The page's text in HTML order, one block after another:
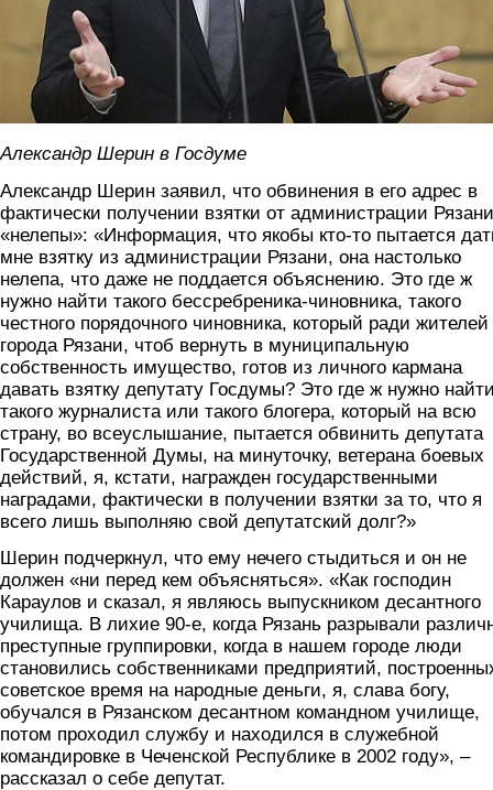
Александр Шерин в Госдуме
Александр Шерин заявил, что обвинения в его адрес в
фактически получении взятки от администрации Рязани
«нелепы»: «Информация, что якобы кто-то пытается
мне взятку из администрации Рязани, она настолько
нелепа, что даже не поддается объяснению. Это где ж
нужно найти такого бессребреника-чиновника, такого
честного порядочного чиновника, который ради жителей
города Рязани, чтоб вернуть в муниципальную
собственность имущество, готов из личного кармана
давать взятку депутату Госдумы? Это где ж нужно
такого журналиста или такого блогера, который на всю
страну, во всеуслышание, пытается обвинить депутата
Государственной Думы, на минуточку, ветерана боевых
действий, я, кстати, награжден государственными
наградами, фактически в получении взятки за то, что я
всего лишь выполняю свой депутатский долг?»
Шерин подчеркнул, что ему нечего стыдиться и он не
должен «ни перед кем объясняться». «Как господин
Караулов и сказал, я являюсь выпускником десантного
училища. В лихие 90-е, когда Рязань разрывали
преступные группировки, когда в нашем городе люди
становились собственниками предприятий,
советское время на народные деньги, я, слава богу,
обучался в Рязанском десантном командном училище,
потом проходил службу и находился в служебной
командировке в Чеченской Республике в 2002 году», –
рассказал о себе депутат.